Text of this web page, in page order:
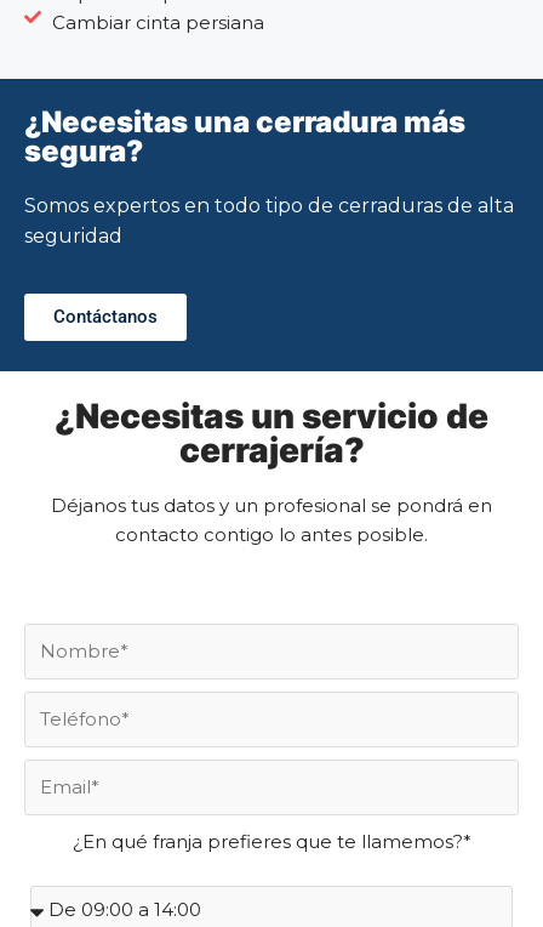
Cambiar cinta persiana
¿Necesitas una cerradura más
segura?
Somos expertos en todo tipo de cerraduras de alta
seguridad
Contáctanos
¿Necesitas un servicio de
cerrajería?
Déjanos tus datos y un profesional se pondrá en
contacto contigo lo antes posible.
¿En qué franja prefieres que te llamemos?*